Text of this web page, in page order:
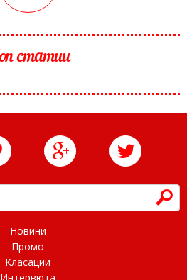
статии
h
Новини
Промо
Класации